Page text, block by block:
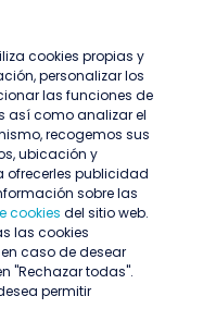
cookies propias y
personalizar los
las funciones de
así como analizar el
recogemos sus
ubicación y
publicidad
sobre las
cookies del sitio web.
las cookies
caso de desear
"Rechazar todas".
permitir
finalizado su